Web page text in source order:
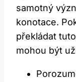
samotný
konotace.
překládat
mohou být